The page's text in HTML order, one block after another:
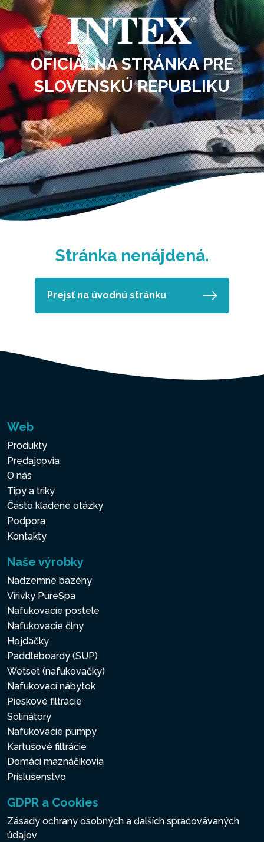
OFICIÁLNA STRÁNKA PRE
SLOVENSKÚ REPUBLIKU
Stránka nenájdená.
Prejsť na úvodnú stránku
Web
Produkty
Predajcovia
O nás
Tipy a triky
Často kladené otázky
Podpora
Kontakty
Naše výrobky
Nadzemné bazény
Vírivky PureSpa
Nafukovacie postele
Nafukovacie člny
Hojdačky
Paddleboardy (SUP)
Wetset (nafukovačky)
Nafukovací nábytok
Pieskové filtrácie
Solinátory
Nafukovacie pumpy
Kartušové filtrácie
Domáci maznáčikovia
Príslušenstvo
GDPR a Cookies
Zásady ochrany osobných a ďalších spracovávaných
údajov